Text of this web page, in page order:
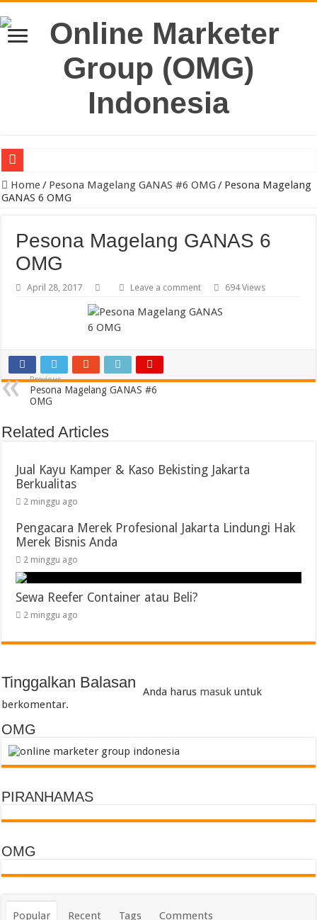
Pengacara Merek Profesional Jakarta Lindungi Hak Merek Bisnis
Home/ Pesona Magelang GANAS #6 OMG / Pesona Magelang
GANAS 6 OMG
Pesona Magelang GANAS 6
OMG
April 28, 2017 Leave a comment 694 Views
Previous
Pesona Magelang GANAS #6
OMG
Related Articles
Jual Kayu Kamper & Kaso Bekisting Jakarta
Berkualitas
2 minggu ago
Pengacara Merek Profesional Jakarta Lindungi Hak
Merek Bisnis Anda
2 minggu ago
Sewa Reefer Container atau Beli?
2 minggu ago
Tinggalkan Balasan
Anda harus masuk untuk
berkomentar.
OMG
PIRANHAMAS
OMG
Popular Recent Tags Comments